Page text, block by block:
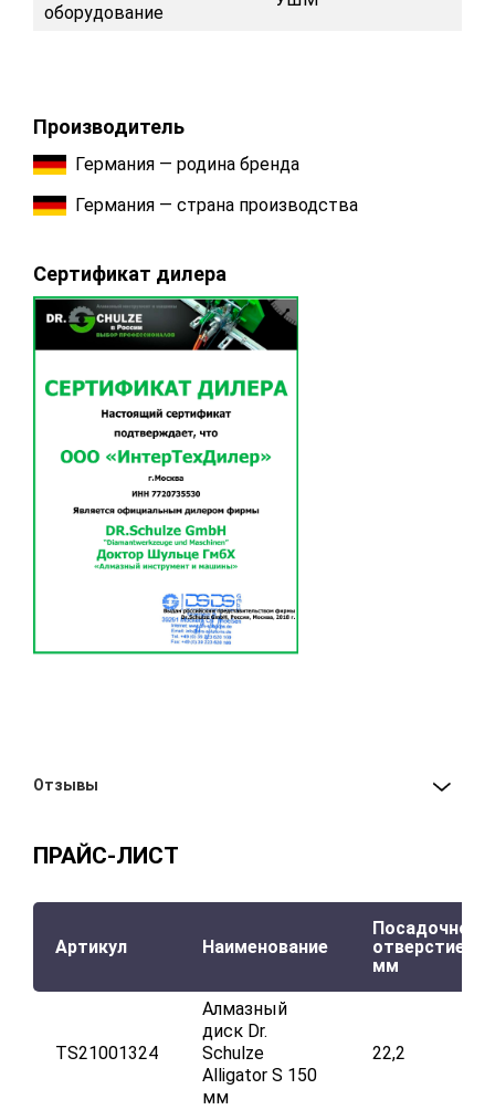
оборудование
Производитель
Германия — родина бренда
Германия — страна производства
Сертификат дилера
Отзывы
ПРАЙС-ЛИСТ
Артикул Наименование
Посадочное
отверстие,
мм
TS21001324
Алмазный
диск Dr.
Schulze
Alligator S 150
мм
22,2